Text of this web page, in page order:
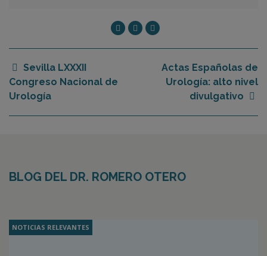
Sevilla LXXXII
Congreso Nacional de
Urología
Actas Españolas de
Urología: alto nivel
divulgativo
BLOG DEL DR. ROMERO OTERO
NOTICIAS RELEVANTES